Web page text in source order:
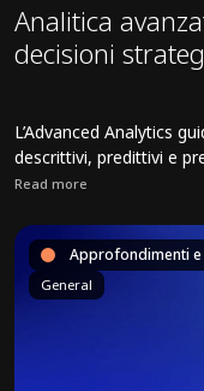
Analitica
decisioni
L’Advanced Analytics
descrittivi, predittivi e
massimizza il ROI in tutti
Read more
Approfondimenti
General